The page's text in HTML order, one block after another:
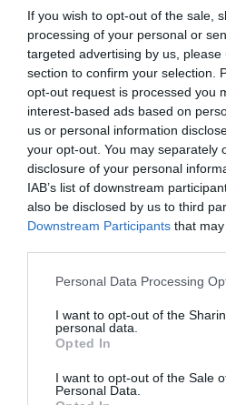
If you wish to opt-out of the sale,
processing of your personal or
targeted advertising by us,
section to confirm your selection.
opt-out request is processed you
interest-based ads based on
us or personal information
your opt-out. You may separately
disclosure of your personal
IAB’s list of downstream
also be disclosed by us to third
Downstream Participants that
Please note that this website/app
not limited to your visit or usage
grant or deny consent to Google
use your data for below specified
consent section.
Personal Data Processing
I want to opt-out of the
personal data.
Opted In
I want to opt-out of the Sale
Personal Data.
folyamatban lévő háborúk,
migráció, az idegengyűlölet és az
mesterséges intelligencia előre nem
éghajlatváltozás, a természeti
növekvő társadalmi-gazdasági
széles körű listáját alkotják. A
rend eróziója, a bizalom elvesztése
amely aláássa az államok működési
kiszámíthatóságát - vázolja a
hivatalos honlapja.
A közzétett program szerint a
szerint pénteken kora este szólal fel
Figyelem! A cikkhez hozzáfűzött hozzászólások
tükrözik. A szerkesztőség mindössze a hírek
kommenteket nem tudja befolyásolni - azok az
Kérjük, kulturáltan, mások személyiségi
tartásával kommenteljenek!